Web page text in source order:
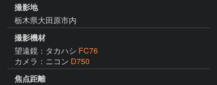
撮影地
栃木県大田原市内
撮影機材
望遠鏡：タカハシ FC76
カメラ：ニコン D750
焦点距離